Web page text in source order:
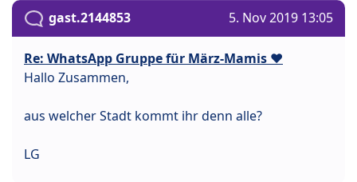
gast.2144853 5. Nov 2019 13:05
Re: WhatsApp Gruppe für März-Mamis ❤️
Hallo Zusammen,
aus welcher Stadt kommt ihr denn alle?
LG